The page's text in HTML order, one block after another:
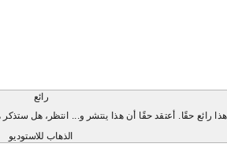
رائع
الذهاب للاستوديو